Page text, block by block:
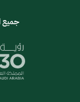
جميع